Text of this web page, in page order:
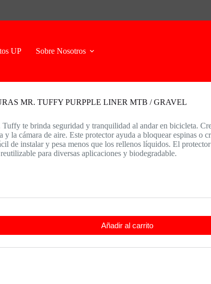
UP Sobre Nosotros
MR. TUFFY PURPPLE LINER MTB / GRAVEL
te brinda seguridad y tranquilidad al andar en bicicleta.
y la cámara de aire. Este protector ayuda a bloquear espinas o
de instalar y pesa menos que los rellenos líquidos. El
para diversas aplicaciones y biodegradable.
Añadir al carrito